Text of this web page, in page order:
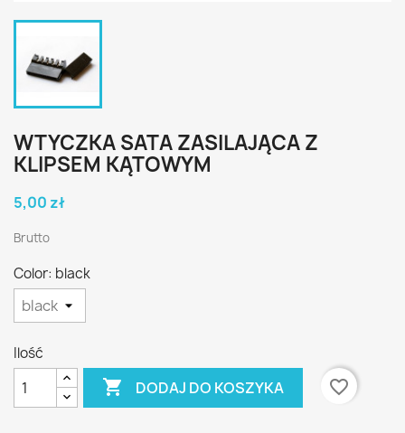
WTYCZKA SATA ZASILAJĄCA Z
KLIPSEM KĄTOWYM
5,00 zł
Brutto
Color: black
Ilość
 DODAJ DO KOSZYKA favorite_border